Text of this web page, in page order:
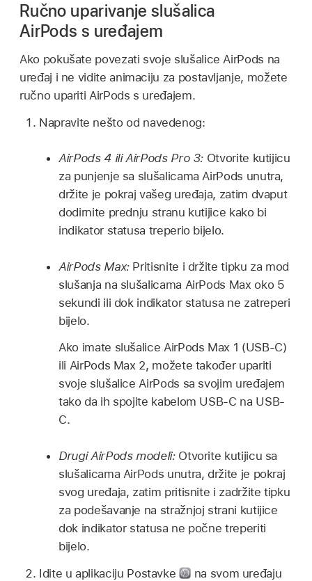
Ručno uparivanje slušalica
AirPods s uređajem
Ako pokušate povezati svoje slušalice AirPods na
uređaj i ne vidite animaciju za postavljanje, možete
ručno upariti AirPods s uređajem.
Napravite nešto od navedenog:
AirPods 4 ili AirPods Pro 3: Otvorite kutijicu
za punjenje sa slušalicama AirPods unutra,
držite je pokraj vašeg uređaja, zatim dvaput
dodirnite prednju stranu kutijice kako bi
indikator statusa treperio bijelo.
AirPods Max: Pritisnite i držite tipku za mod
slušanja na slušalicama AirPods Max oko 5
sekundi ili dok indikator statusa ne zatreperi
bijelo.
Ako imate slušalice AirPods Max 1 (USB-C)
ili AirPods Max 2, možete također upariti
svoje slušalice AirPods sa svojim uređajem
tako da ih spojite kabelom USB-C na USB-
C.
Drugi AirPods modeli:Otvorite kutijicu sa
slušalicama AirPods unutra, držite je pokraj
svog uređaja, zatim pritisnite i zadržite tipku
za podešavanje na stražnjoj strani kutijice
dok indikator statusa ne počne treperiti
bijelo.
Idite u aplikaciju Postavke
na svom uređaju